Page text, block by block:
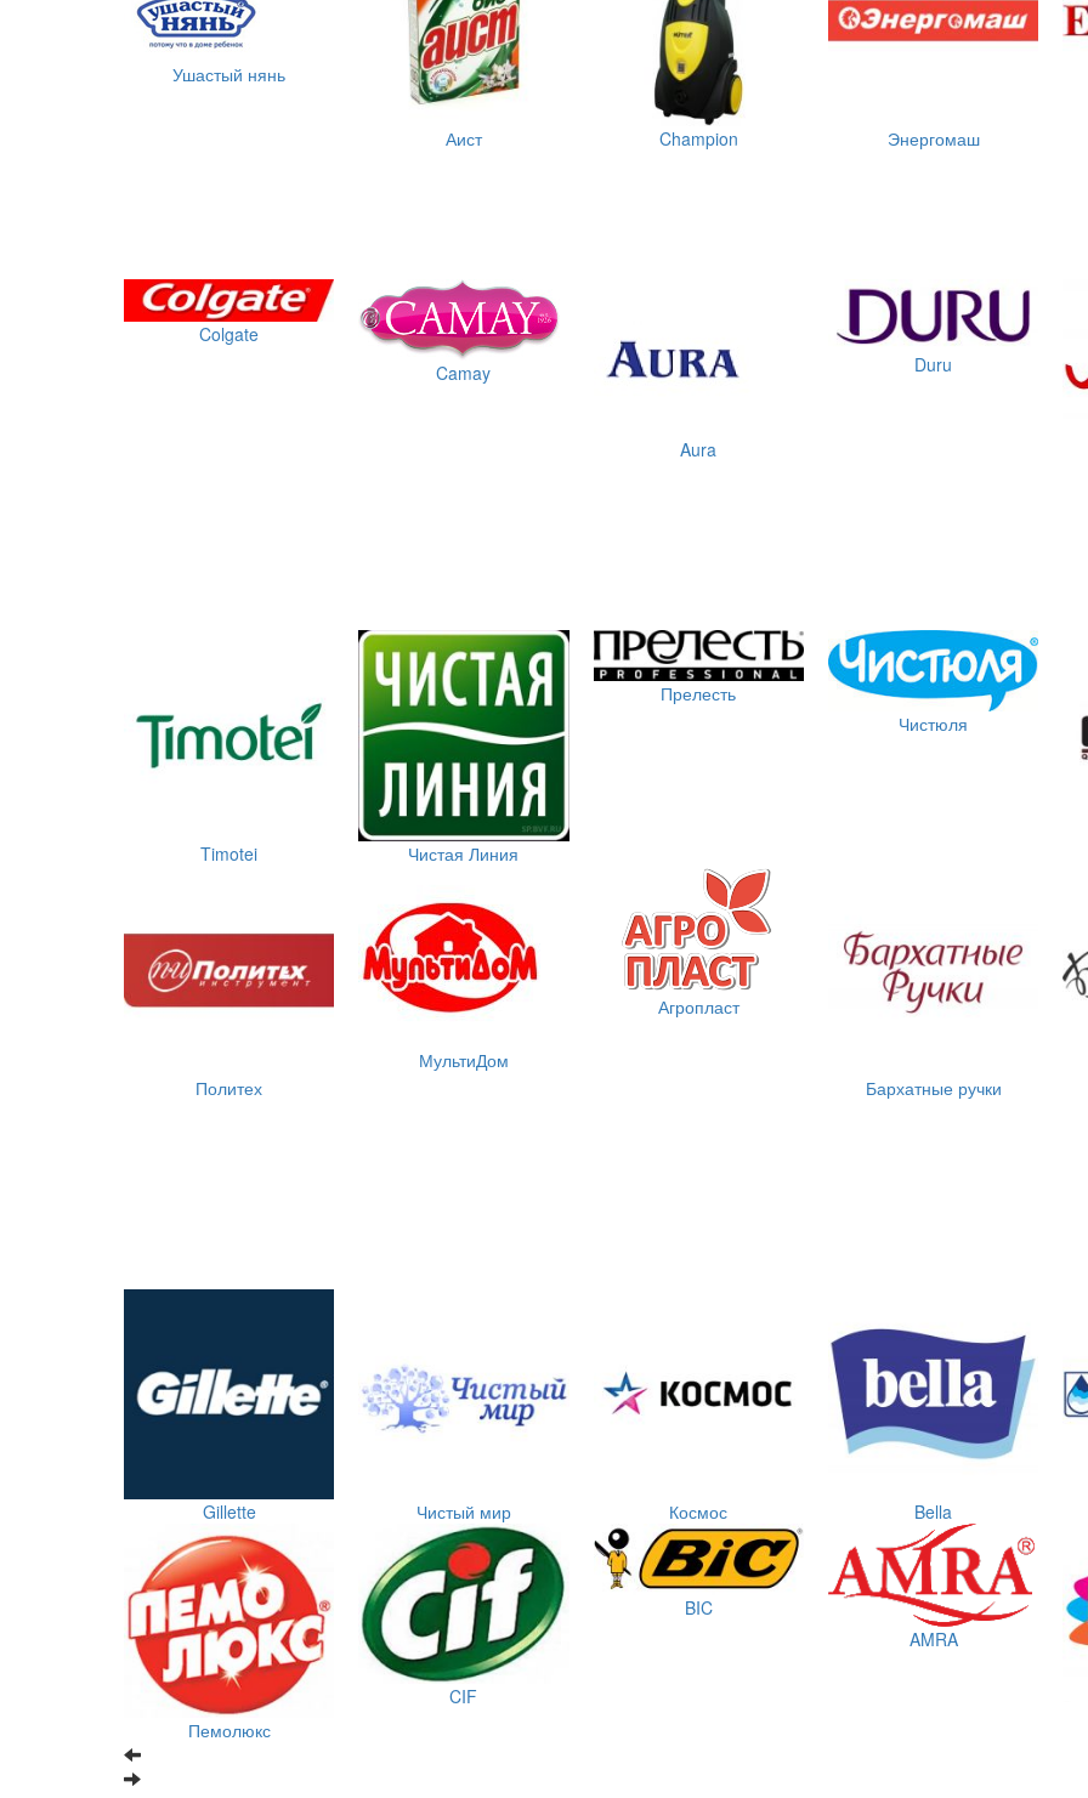
Ушастый нянь
Аист Champion Энергомаш
Colgate
Camay
Aura
Duru
Timotei Чистая Линия
Прелесть
Чистюля
Политех
МультиДом
Агропласт
Бархатные ручки
Gillette Чистый мир Космос Bella
Пемолюкс
CIF
BIC
AMRA